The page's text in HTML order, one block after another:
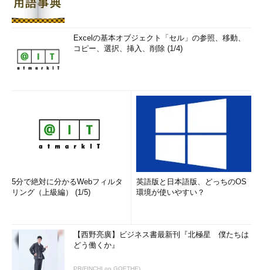
Excelの基本オブジェクト「セル」の参照、移動、
コピー、選択、挿入、削除 (1/4)
5分で絶対に分かるWebフィルタ
リング（上級編） (1/5)
英語版と日本語版、どっちのOS
環境が使いやすい？
【西野亮廣】ビジネス書最新刊『北極星 僕たちは
どう働くか』
PR(FINCHI on GOETHE)